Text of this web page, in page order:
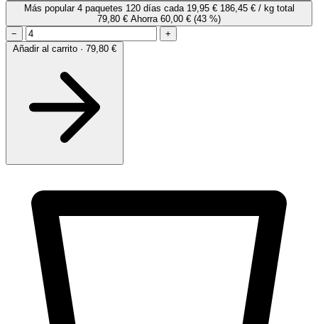
Más popular 4 paquetes 120 días cada 19,95 € 186,45 € / kg total
79,80 € Ahorra 60,00 € (43 %)
−
+
Añadir al carrito · 79,80 €